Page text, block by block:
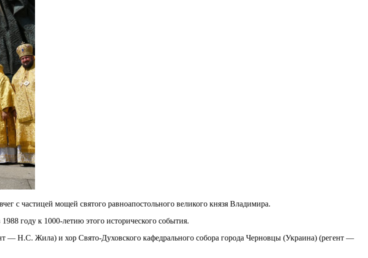
с частицей мощей святого равноапостольного великого князя Владимира.
году к 1000-летию этого исторического события.
— Н.С. Жила) и хор Свято-Духовского кафедрального собора города Черновцы (Украина) (регент —